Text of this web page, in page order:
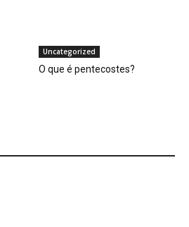
Uncategorized
O que é pentecostes?